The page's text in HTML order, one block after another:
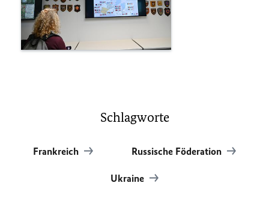
Schlagworte
Frankreich Russische Föderation
Ukraine